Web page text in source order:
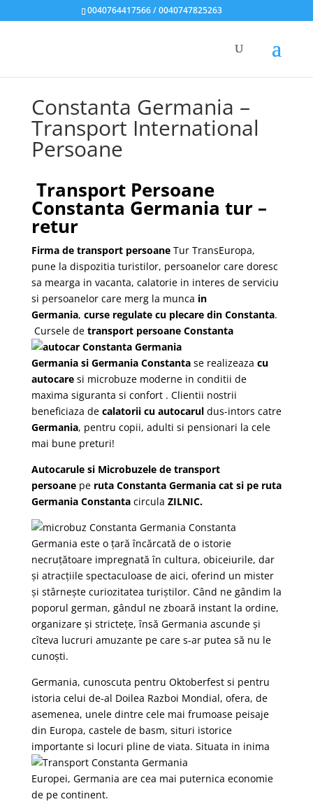
0040764417566 / 0040747825263
Constanta Germania –
Transport International
Persoane
Transport Persoane
Constanta Germania tur –
retur
Firma de transport persoaneTur TransEuropa,
pune la dispozitia turistilor, persoanelor care doresc
sa mearga in vacanta, calatorie in interes de serviciu
si persoanelor care merg la munca in
Germania, curse regulate cu plecare din Constanta.
Cursele de transport persoane Constanta
Germania si Germania Constantase realizeaza cu
autocaresi microbuze moderne in conditii de
maxima siguranta si confort . Clientii nostrii
beneficiaza de calatorii cu autocaruldus-intors catre
Germania, pentru copii, adulti si pensionari la cele
mai bune preturi!
Autocarule si Microbuzele de transport
persoane pe ruta Constanta Germania cat si pe ruta
Germania Constanta circula ZILNIC.
Germania este o țară încărcată de o istorie
necruțătoare impregnată în cultura, obiceiurile, dar
și atracțiile spectaculoase de aici, oferind un mister
și stârnește curiozitatea turiștilor. Când ne gândim la
poporul german, gândul ne zboară instant la ordine,
organizare și strictețe, însă Germania ascunde și
cîteva lucruri amuzante pe care s-ar putea să nu le
cunoști.
Germania, cunoscuta pentru Oktoberfest si pentru
istoria celui de-al Doilea Razboi Mondial, ofera, de
asemenea, unele dintre cele mai frumoase peisaje
din Europa, castele de basm, situri istorice
importante si locuri pline de viata. Situata in inima
Europei, Germania are cea mai puternica economie
de pe continent.